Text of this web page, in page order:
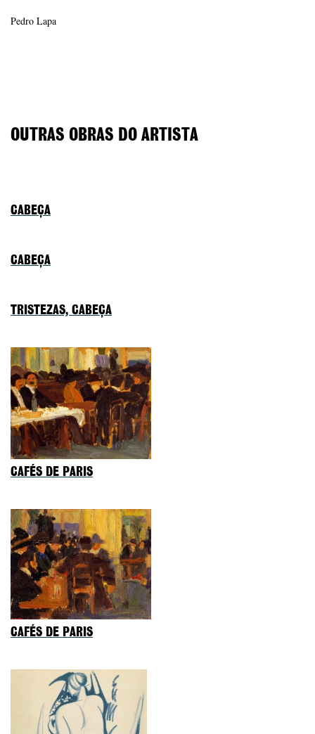
Pedro Lapa
OUTRAS OBRAS DO ARTISTA
CABEÇA
CABEÇA
TRISTEZAS, CABEÇA
CAFÉS DE PARIS
CAFÉS DE PARIS